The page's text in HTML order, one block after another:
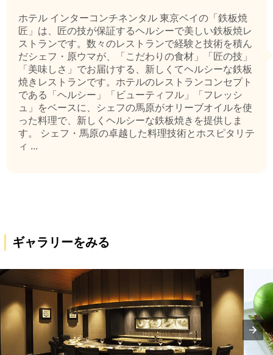
ホテル インターコンチネンタル 東京ベイの「鉄板焼
匠」は、匠の技が保証するヘルシーで美しい鉄板焼レ
ストランです。数々のレストランで経験と技術を積ん
だシェフ・原ウマが、「こだわりの食材」「匠の技」
「美味しさ」でお届けする、新しくてヘルシーな鉄板
焼きレストランです。ホテルのレストランコンセプト
である「ヘルシー」「ビューティフル」「フレッシ
ュ」をベースに、シェフの馬原がオリーブオイルを使
った料理で、新しくヘルシーな鉄板焼きを提供しま
す。 シェフ・馬原の卓越した料理技術とホスピタリテ
ィ ...
ギャラリーをみる